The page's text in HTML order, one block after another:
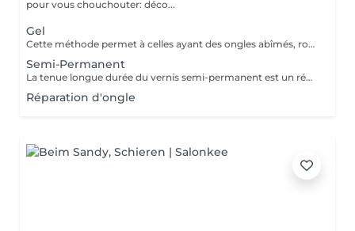
pour vous chouchouter: déco...
Gel
Cette méthode permet à celles ayant des ongles abîmés, rongés, cassants, de retrouver de très jolies mains. En rallongement ou en simple gainage, le gel apportera solidité à vos ongles, et une couleur longue durée
Semi-Permanent
La tenue longue durée du vernis semi-permanent est un réel avantage. La pose sera effectuée avec soin, en adaptant les produits utilisés. La prestation sera entièrement personnalisée. La tenue peut aller de 2 à 3 semaines, 4 maximum selon le type d'ongle. Fini les retouches manucure tous les 4 jours, c'est une vraie liberté qui s'offre à vous ! Finesse et tenue longue durée ! N'hésitez pas à demander conseil
Réparation d'ongle